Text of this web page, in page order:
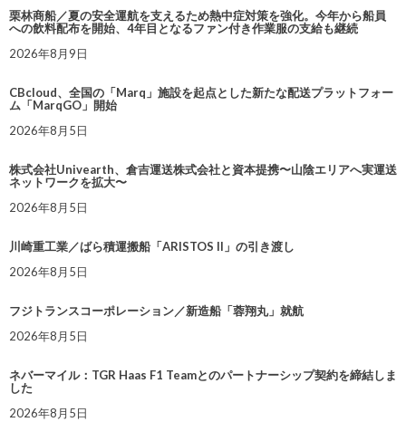
栗林商船／夏の安全運航を支えるため熱中症対策を強化。今年から船員
への飲料配布を開始、4年目となるファン付き作業服の支給も継続
2026年8月9日
CBcloud、全国の「Marq」施設を起点とした新たな配送プラットフォー
ム「MarqGO」開始
2026年8月5日
株式会社Univearth、倉吉運送株式会社と資本提携〜山陰エリアへ実運送
ネットワークを拡大〜
2026年8月5日
川崎重工業／ばら積運搬船「ARISTOS II」の引き渡し
2026年8月5日
フジトランスコーポレーション／新造船「蓉翔丸」就航
2026年8月5日
ネバーマイル：TGR Haas F1 Teamとのパートナーシップ契約を締結しま
した
2026年8月5日